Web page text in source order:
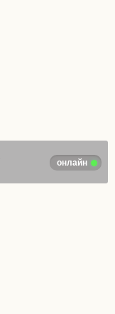
онлайн